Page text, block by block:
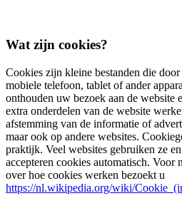
Wat zijn cookies?
Cookies zijn kleine bestanden die
mobiele telefoon, tablet of ander
onthouden uw bezoek aan de website
extra onderdelen van de website
afstemming van de informatie of
maar ook op andere websites.
praktijk. Veel websites gebruiken ze
accepteren cookies automatisch. Voor
over hoe cookies werken bezoekt u
https://nl.wikipedia.org/wiki/